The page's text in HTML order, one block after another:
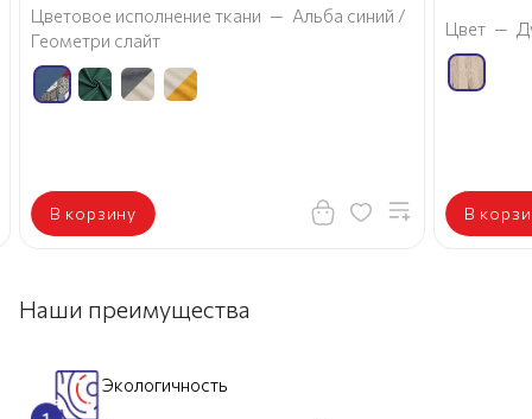
Цветовое исполнение ткани — Альба синий /
Геометри слайт
В корзину
Цвет —
В
Наши преимущества
Экологичность